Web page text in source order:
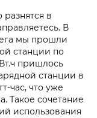
в
В
мы прошли
станции по
пришлось
станции в
час, что уже
Такое сочетание
использования